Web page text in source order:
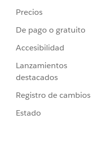
Precios
De pago o gratuito
Accesibilidad
Lanzamientos
destacados
Registro de cambios
Estado